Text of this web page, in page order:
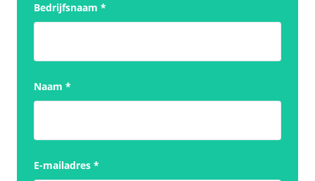
Bedrijfsnaam *
Naam *
E-mailadres *